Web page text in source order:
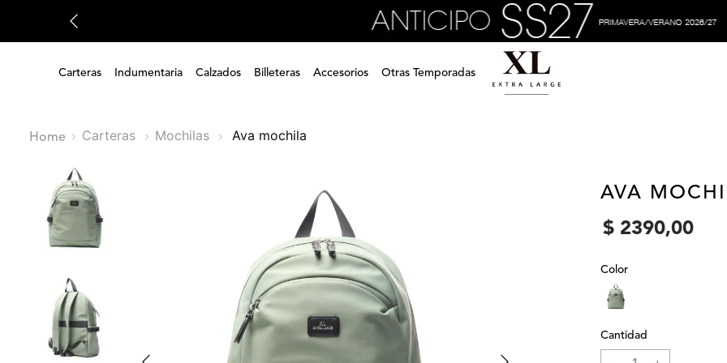
Carteras Indumentaria Calzados Billeteras Accesorios Otras Temporadas
Carteras Mochilas ava mochila
AVA
$ 2390,00
Color
Cantidad